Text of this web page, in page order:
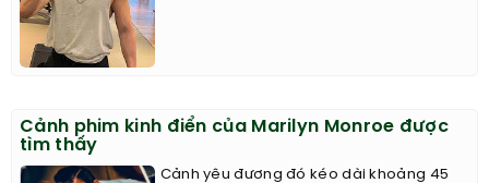
Cảnh phim kinh điển của Marilyn Monroe được
tìm thấy
Cảnh yêu đương đó kéo dài khoảng 45